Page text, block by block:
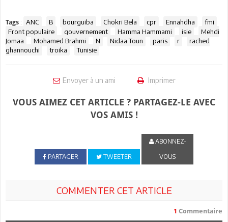
Tags : ANC B bourguiba Chokri Bela cpr Ennahdha
fmi
Front populaire
gouvernement Hamma Hammami isie
Mehdi
Jomaa
Mohamed Brahmi N Nidaa Toun paris r
rached
ghannouchi
troika Tunisie
Envoyer à un ami Imprimer
VOUS AIMEZ CET ARTICLE ? PARTAGEZ-LE AVEC
VOS AMIS !
PARTAGER TWEETER
ABONNEZ-
VOUS
COMMENTER CET ARTICLE
1 Commentaire